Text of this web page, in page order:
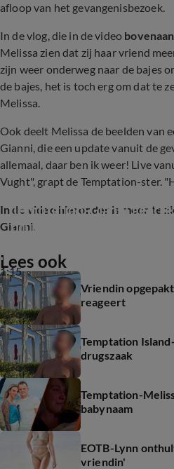
afloop van het gevangenisbezoek.
In de vlog, die in de video
Melissa zien dat zij haar vriend
zijn weer onderweg naar de bajes
de bajes, het is toch erg om dat te
Melissa.
Ook deelt Melissa de beelden van
Gianni, die een update vanuit de
allemaal, daar ben ik weer! Live
Vught", grapt de Temptation-ster.
In de video hieronder is meer te
Gianni.
1:15
Temptation-Gianni
drugszaak
Lees ook
Vriendin
reageert
Temptation
drugszaak
Temptation-
babynaam
EOTB-Lynn
vriendin'